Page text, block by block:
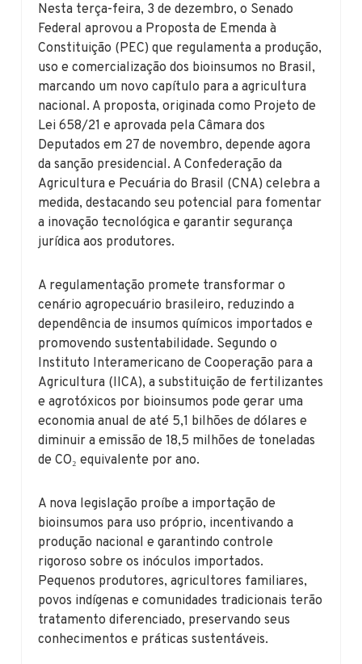
Nesta terça-feira, 3 de dezembro, o Senado
Federal aprovou a Proposta de Emenda à
Constituição (PEC) que regulamenta a produção,
uso e comercialização dos bioinsumos no Brasil,
marcando um novo capítulo para a agricultura
nacional. A proposta, originada como Projeto de
Lei 658/21 e aprovada pela Câmara dos
Deputados em 27 de novembro, depende agora
da sanção presidencial. A Confederação da
Agricultura e Pecuária do Brasil (CNA) celebra a
medida, destacando seu potencial para fomentar
a inovação tecnológica e garantir segurança
jurídica aos produtores.
A regulamentação promete transformar o
cenário agropecuário brasileiro, reduzindo a
dependência de insumos químicos importados e
promovendo sustentabilidade. Segundo o
Instituto Interamericano de Cooperação para a
Agricultura (IICA), a substituição de fertilizantes
e agrotóxicos por bioinsumos pode gerar uma
economia anual de até 5,1 bilhões de dólares e
diminuir a emissão de 18,5 milhões de toneladas
de CO₂ equivalente por ano.
A nova legislação proíbe a importação de
bioinsumos para uso próprio, incentivando a
produção nacional e garantindo controle
rigoroso sobre os inóculos importados.
Pequenos produtores, agricultores familiares,
povos indígenas e comunidades tradicionais terão
tratamento diferenciado, preservando seus
conhecimentos e práticas sustentáveis.